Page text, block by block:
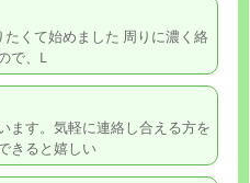
くて始めました 周りに濃く絡
で、L
ます。気軽に連絡し合える方を
きると嬉しい